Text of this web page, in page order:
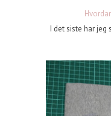
I det siste har jeg